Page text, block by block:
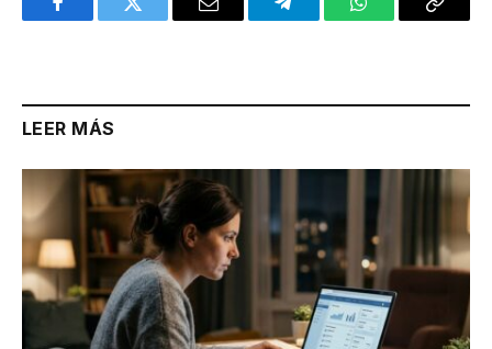
FacebookTwitter Email TelegramWhatsAppCopy
LEER MÁS